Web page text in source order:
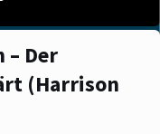
– Der
(Harrison